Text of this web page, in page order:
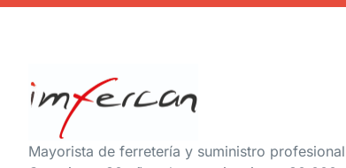
Mayorista de ferretería y suministro